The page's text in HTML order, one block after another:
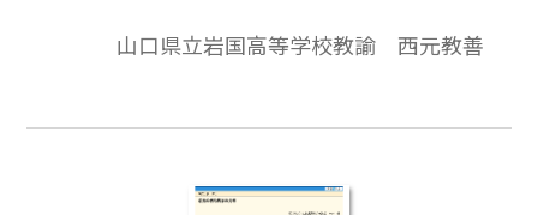
れるかを扱う。どの教科書も１ページ程度
いうか,事前確認しておく必要のある内容が
理解できないことはないが，事前に確認し
山口県立岩国高等学校教諭 西元教善